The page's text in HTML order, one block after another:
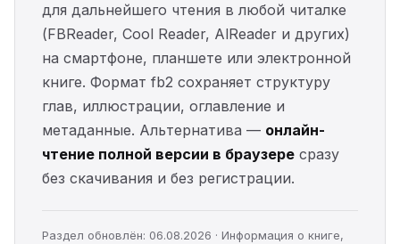
для дальнейшего чтения в любой читалке
(FBReader, Cool Reader, AlReader и других)
на смартфоне, планшете или электронной
книге. Формат fb2 сохраняет структуру
глав, иллюстрации, оглавление и
метаданные. Альтернатива — онлайн-
чтение полной версии в браузере сразу
без скачивания и без регистрации.
Раздел обновлён: 06.08.2026 · Информация о книге,